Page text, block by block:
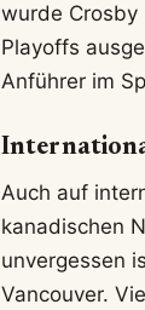
wurde Crosby
Playoffs
Anführer im
Auch auf
kanadischen
unvergessen
Vancouver.